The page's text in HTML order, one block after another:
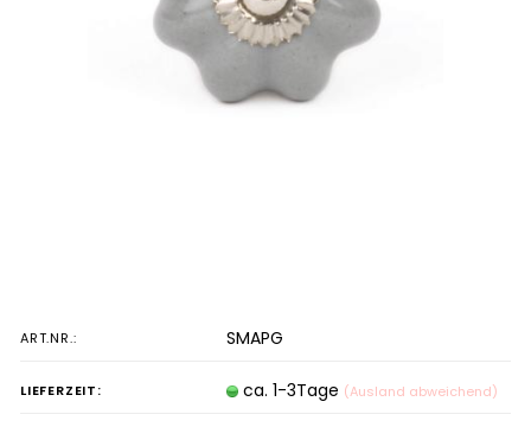
ART.NR.: SMAPG
LIEFERZEIT: ca. 1-3Tage (Ausland abweichend)